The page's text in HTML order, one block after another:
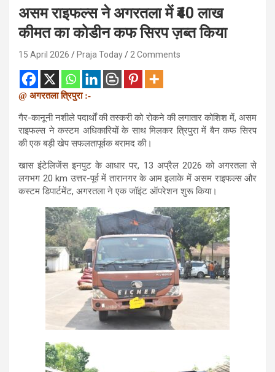
असम राइफल्स ने अगरतला में ₹40 लाख
कीमत का कोडीन कफ सिरप ज़ब्त किया
15 April 2026 Praja Today 2 Comments
@ अगरतला त्रिपुरा :-
गैर-कानूनी नशीले पदार्थों की तस्करी को रोकने की लगातार कोशिश में, असम
राइफल्स ने कस्टम अधिकारियों के साथ मिलकर त्रिपुरा में बैन कफ सिरप
की एक बड़ी खेप सफलतापूर्वक बरामद की।
खास इंटेलिजेंस इनपुट के आधार पर, 13 अप्रैल 2026 को अगरतला से
लगभग 20 km उत्तर-पूर्व में तारानगर के आम इलाके में असम राइफल्स और
कस्टम डिपार्टमेंट, अगरतला ने एक जॉइंट ऑपरेशन शुरू किया।